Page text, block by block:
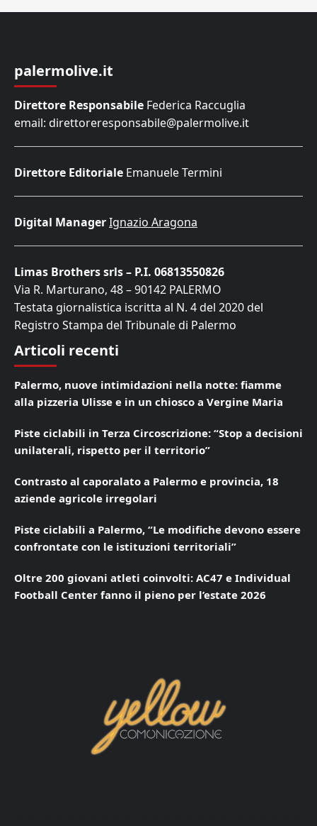
palermolive.it
Direttore Responsabile Federica Raccuglia
email: direttoreresponsabile@palermolive.it
Direttore Editoriale Emanuele Termini
Digital ManagerIgnazio Aragona
Limas Brothers srls – P.I. 06813550826
Via R. Marturano, 48 – 90142 PALERMO
Testata giornalistica iscritta al N. 4 del 2020 del
Registro Stampa del Tribunale di Palermo
Articoli recenti
Palermo, nuove intimidazioni nella notte: fiamme
alla pizzeria Ulisse e in un chiosco a Vergine Maria
Piste ciclabili in Terza Circoscrizione: “Stop a decisioni
unilaterali, rispetto per il territorio”
Contrasto al caporalato a Palermo e provincia, 18
aziende agricole irregolari
Piste ciclabili a Palermo, “Le modifiche devono essere
confrontate con le istituzioni territoriali”
Oltre 200 giovani atleti coinvolti: AC47 e Individual
Football Center fanno il pieno per l’estate 2026